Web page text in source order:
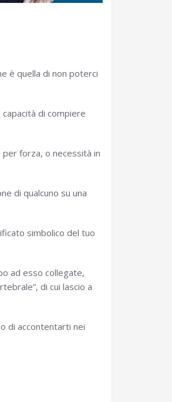
è quella di non poterci
di compiere
forza, o necessità in
di qualcuno su una
simbolico del tuo
ad esso collegate,
di cui lascio a
di accontentarti nei